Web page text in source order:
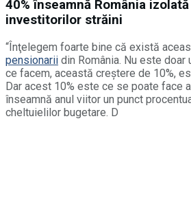
40% înseamnă România
investitorilor străini
“Înţelegem foarte bine că există
pensionarii din România. Nu este
ce facem, această creştere de 10%,
Dar acest 10% este ce se poate face
înseamnă anul viitor un punct
cheltuielilor bugetare. D